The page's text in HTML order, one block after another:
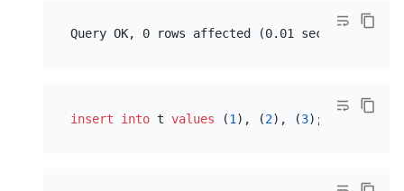
insert into t values (1 ), (2), (3